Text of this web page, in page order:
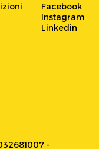
Facebook
Instagram
Linkedin
-